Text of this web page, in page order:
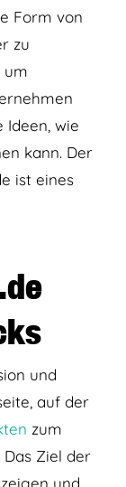
Form von
zu
um
wie
kann. Der
ist eines
und
auf der
zum
Ziel der
und